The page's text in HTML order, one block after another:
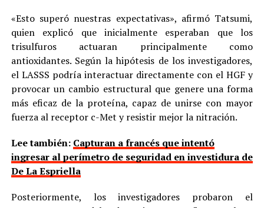
«Esto superó nuestras expectativas», afirmó Tatsumi,
quien explicó que inicialmente esperaban que los
trisulfuros actuaran principalmente como
antioxidantes. Según la hipótesis de los investigadores,
el LASSS podría interactuar directamente con el HGF y
provocar un cambio estructural que genere una forma
más eficaz de la proteína, capaz de unirse con mayor
fuerza al receptor c-Met y resistir mejor la nitración.
Lee también: Capturan a francés que intentó
ingresar al perímetro de seguridad en investidura de
De La Espriella
Posteriormente, los investigadores probaron el